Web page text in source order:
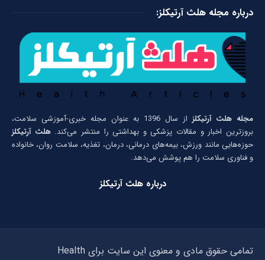
درباره مجله هلث آرتیکلز:
مجله هلث آرتیکلز
از سال 1396 به عنوان مجله خبری-آموزشی سلامت،
بروزترین اخبار و مقالات پزشکی و بهداشتی را منتشر می‌کند.هلث آرتیکلز
حوزه‌هایی مانند ورزش، بیمه‌های درمانی، درمان، تغذیه، سلامت روان، خانواده
و فناوری سلامت را هم پوشش می‌دهد.
درباره هلث آرتیکلز
تمامی حقوق مادی و معنوی این سایت برای Health